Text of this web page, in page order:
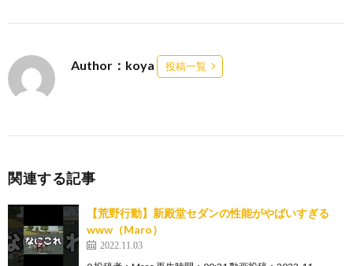
Author：koya 投稿一覧
関連する記事
【荒野行動】新殿堂セダンの性能がやばいすぎる
www（Maro）
2022.11.03